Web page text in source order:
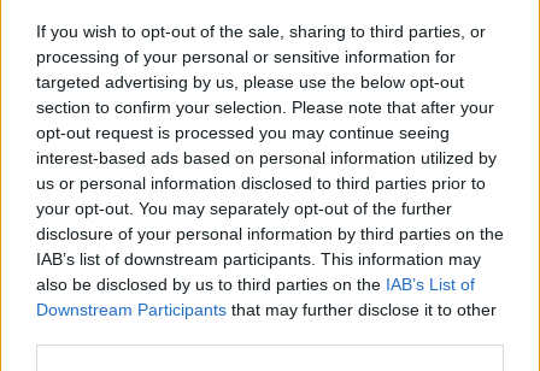
If you wish to opt-out of the sale, sharing to third parties, or
processing of your personal or sensitive information for
targeted advertising by us, please use the below opt-out
section to confirm your selection. Please note that after your
opt-out request is processed you may continue seeing
interest-based ads based on personal information utilized by
us or personal information disclosed to third parties prior to
your opt-out. You may separately opt-out of the further
disclosure of your personal information by third parties on the
IAB’s list of downstream participants. This information may
also be disclosed by us to third parties on the IAB’s List of
Downstream Participants that may further disclose it to other
die Menschen unterstützen, die von Haarausfall
betroffen sind. Die Masken gibt’s für Kindern ab ca. 10.–
und für Erwachsene ab ca. 12.–.
Masken von Kopfrausch
Copyright: Just Style
Just Style:Die grösste Auswahl an bunten Stoffmasken
aus der Schweiz führt wohl Just Style. Neben Modellen
aus Baumwolle und Seide von minimalistisch monochrom